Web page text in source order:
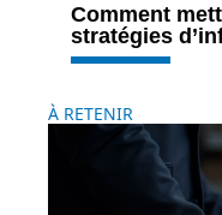
Comment
stratégies
À RETENIR